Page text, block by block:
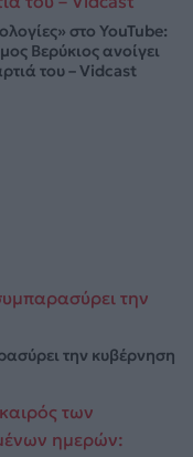
στο YouTube:
Βερύκιος ανοίγει
του – Vidcast
την κυβέρνηση